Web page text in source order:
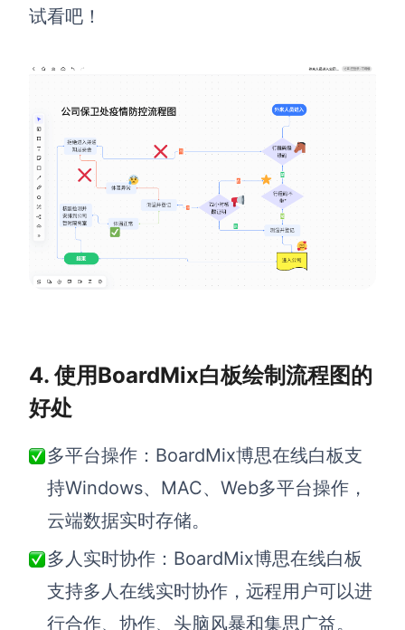
试看吧！
4. 使用BoardMix白板绘制流程图的
好处
多平台操作：BoardMix博思在线白板支
持Windows、MAC、Web多平台操作，
云端数据实时存储。
多人实时协作：BoardMix博思在线白板
支持多人在线实时协作，远程用户可以进
行合作、协作、头脑风暴和集思广益。